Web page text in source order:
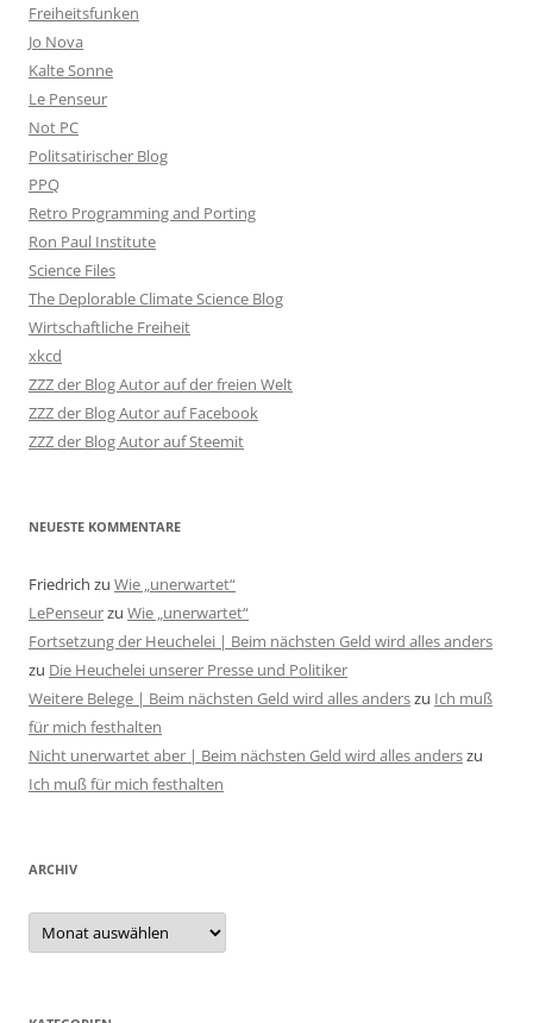
Freiheitsfunken
Jo Nova
Kalte Sonne
Le Penseur
Not PC
Politsatirischer Blog
PPQ
Retro Programming and Porting
Ron Paul Institute
Science Files
The Deplorable Climate Science Blog
Wirtschaftliche Freiheit
xkcd
ZZZ der Blog Autor auf der freien Welt
ZZZ der Blog Autor auf Facebook
ZZZ der Blog Autor auf Steemit
NEUESTE KOMMENTARE
Friedrich zu Wie „unerwartet“
LePenseurzu Wie „unerwartet“
Fortsetzung der Heuchelei | Beim nächsten Geld wird alles anders
zu Die Heuchelei unserer Presse und Politiker
Weitere Belege | Beim nächsten Geld wird alles anderszu Ich muß
für mich festhalten
Nicht unerwartet aber | Beim nächsten Geld wird alles anderszu
Ich muß für mich festhalten
ARCHIV
Archiv